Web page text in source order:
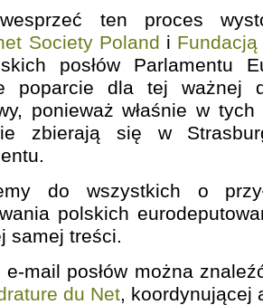
ten proces
Society Poland i
posłów Parlamentu
poparcie dla tej ważnej
ponieważ właśnie w
zbierają się w
do wszystkich o
polskich
samej treści.
e-mail posłów można
du Net, koordynującej